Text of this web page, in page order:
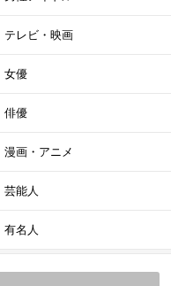
テレビ・映画
女優
俳優
漫画・アニメ
芸能人
有名人